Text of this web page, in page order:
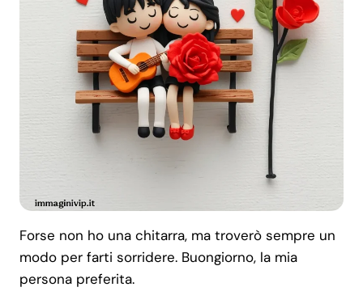
Forse non ho una chitarra, ma troverò sempre un
modo per farti sorridere. Buongiorno, la mia
persona preferita.